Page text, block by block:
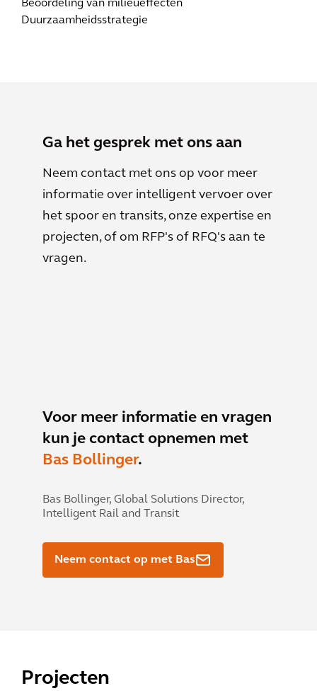
Beoordeling van milieueffecten
Duurzaamheidsstrategie
Ga het gesprek met ons aan
Neem contact met ons op voor meer
informatie over intelligent vervoer over
het spoor en transits, onze expertise en
projecten, of om RFP's of RFQ's aan te
vragen.
Voor meer informatie en vragen
kun je contact opnemen met
Bas Bollinger.
Bas Bollinger, Global Solutions Director,
Intelligent Rail and Transit
Neem contact op met Bas
Projecten